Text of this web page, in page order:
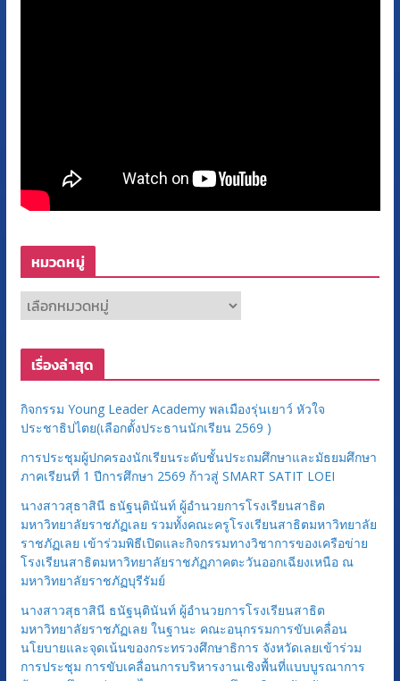
หมวดหมู่
ม
ว
มู่
เรื่องล่าสุด
กิจกรรม Young Leader Academy พลเมืองรุ่นเยาว์ หัวใจ
ประชาธิปไตย(เลือกตั้งประธานนักเรียน 2569 )
การประชุมผู้ปกครองนักเรียนระดับชั้นประถมศึกษาและมัธยมศึกษา
ภาคเรียนที่ 1 ปีการศึกษา 2569 ก้าวสู่ SMART SATIT LOEI
นางสาวสุธาสินี ธนัฐนุตินันท์ ผู้อำนวยการโรงเรียนสาธิต
มหาวิทยาลัยราชภัฏเลย รวมทั้งคณะครูโรงเรียนสาธิตมหาวิทยาลัย
ราชภัฏเลย เข้าร่วมพิธีเปิดและกิจกรรมทางวิชาการของเครือข่าย
โรงเรียนสาธิตมหาวิทยาลัยราชภัฏภาคตะวันออกเฉียงเหนือ ณ
มหาวิทยาลัยราชภัฏบุรีรัมย์
นางสาวสุธาสินี ธนัฐนุตินันท์ ผู้อำนวยการโรงเรียนสาธิต
มหาวิทยาลัยราชภัฏเลย ในฐานะ คณะอนุกรรมการขับเคลื่อน
นโยบายและจุดเน้นของกระทรวงศึกษาธิการ จังหวัดเลยเข้าร่วม
การประชุม การขับเคลื่อนการบริหารงานเชิงพื้นที่แบบบูรณาการ